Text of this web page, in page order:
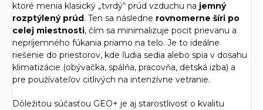
ktoré menia klasický „tvrdý“ prúd vzduchu na jemný
rozptýlený prúd. Ten sa následne rovnomerne šíri po
celej miestnosti, čím sa minimalizuje pocit prievanu a
nepríjemného fúkania priamo na telo. Je to ideálne
riešenie do priestorov, kde ľudia sedia alebo spia v dosahu
klimatizácie (obývačka, spálňa, pracovňa, detská izba) a
pre používateľov citlivých na intenzívne vetranie.
Dôležitou súčasťou GEO+ je aj starostlivosť o kvalitu